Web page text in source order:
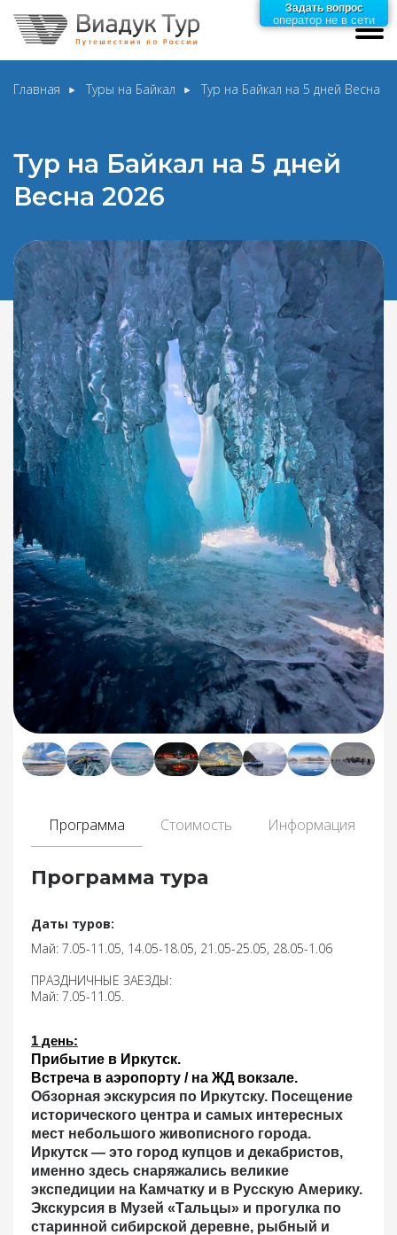
Главная Туры на Байкал Тур на Байкал на 5 дней Весна
Тур на Байкал на 5 дней
Весна 2026
Программа Стоимость Информация
Программа тура
Даты туров:
Май: 7.05-11.05, 14.05-18.05, 21.05-25.05, 28.05-1.06
ПРАЗДНИЧНЫЕ ЗАЕЗДЫ:
Май: 7.05-11.05.
1 день:
Прибытие в Иркутск.
Встреча в аэропорту / на ЖД вокзале.
Обзорная экскурсия по Иркутску. Посещение
исторического центра и самых интересных
мест небольшого живописного города.
Иркутск — это город купцов и декабристов,
именно здесь снаряжались великие
экспедиции на Камчатку и в Русскую Америку.
Экскурсия в Музей «Тальцы» и прогулка по
старинной сибирской деревне, рыбный и
Задать вопрос
оператор не в сети